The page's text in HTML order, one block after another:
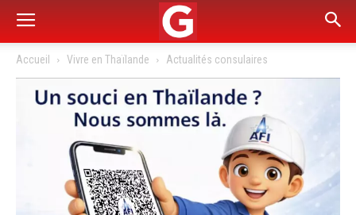
Accueil Vivre en Thaïlande Actualités consulaires